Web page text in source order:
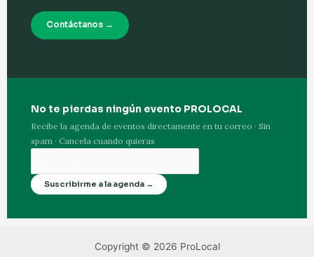
Contáctanos →
No te pierdas ningún evento PROLOCAL
Recibe la agenda de eventos directamente en tu correo · Sin
spam · Cancela cuando quieras
Suscribirme a la agenda →
Copyright © 2026 ProLocal